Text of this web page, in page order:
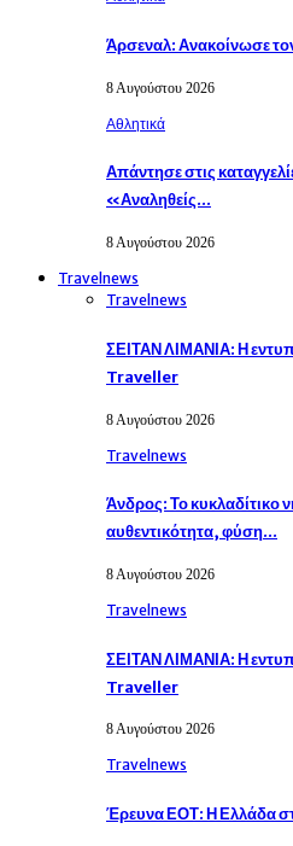
Άρσεναλ: Ανακοίνωσε
8 Αυγούστου 2026
Αθλητικά
Απάντησε στις
«Αναληθείς…
8 Αυγούστου 2026
Travelnews
Travelnews
ΣΕΙΤΑΝ ΛΙΜΑΝΙΑ: Η
Traveller
8 Αυγούστου 2026
Travelnews
Άνδρος: Το κυκλαδίτικο
αυθεντικότητα, φύση…
8 Αυγούστου 2026
Travelnews
ΣΕΙΤΑΝ ΛΙΜΑΝΙΑ: Η
Traveller
8 Αυγούστου 2026
Travelnews
Έρευνα ΕΟΤ: Η Ελλάδα